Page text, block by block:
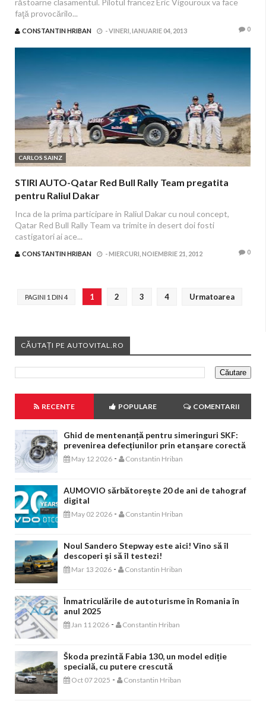
răstoarne clasamentul. Pilotul francez Eric Vigouroux va face
faţă provocărilo...
CONSTANTIN HRIBAN -VINERI, IANUARIE 04, 2013 0
CARLOS SAINZ
STIRI AUTO-Qatar Red Bull Rally Team pregatita
pentru Raliul Dakar
Inca de la prima participare in Raliul Dakar cu noul concept,
Qatar Red Bull Rally Team va trimite in desert doi fosti
castigatori ai ace...
CONSTANTIN HRIBAN -MIERCURI, NOIEMBRIE 21, 2012 0
PAGINI 1 DIN 4 1 2 3 4 Urmatoarea
CĂUTAȚI PE AUTOVITAL.RO
RECENTE POPULARE COMENTARII
Ghid de mentenanță pentru simeringuri SKF:
prevenirea defecțiunilor prin etanșare corectă
May 12 2026 - Constantin Hriban
AUMOVIO sărbătorește 20 de ani de tahograf
digital
May 02 2026 - Constantin Hriban
Noul Sandero Stepway este aici! Vino să îl
descoperi și să îl testezi!
Mar 13 2026 - Constantin Hriban
Înmatriculările de autoturisme în Romania în
anul 2025
Jan 11 2026 - Constantin Hriban
Škoda prezintă Fabia 130, un model ediție
specială, cu putere crescută
Oct 07 2025 - Constantin Hriban